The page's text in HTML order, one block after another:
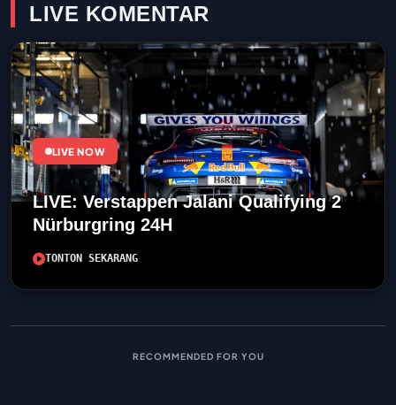
LIVE KOMENTAR
LIVE NOW
LIVE: Verstappen Jalani Qualifying 2
Nürburgring 24H
TONTON SEKARANG
RECOMMENDED FOR YOU